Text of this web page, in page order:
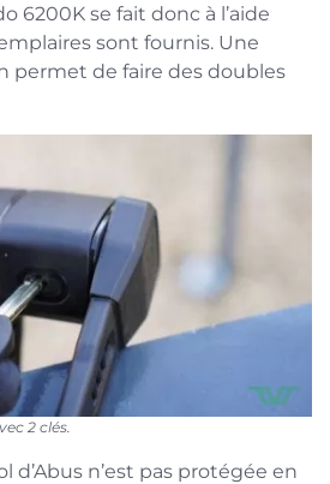
6200K se fait donc à l’aide
sont fournis. Une
permet de faire des doubles
2 clés.
d’Abus n’est pas protégée en